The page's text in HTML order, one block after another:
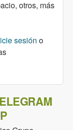
otros, más
eticamente
sesión o